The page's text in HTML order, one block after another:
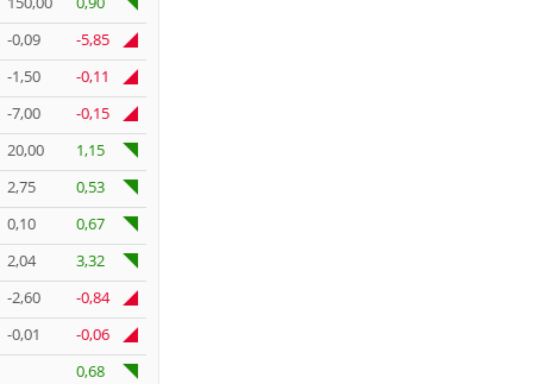
-0,09
-5,85
-1,50
-0,11
-7,00
-0,15
20,00
1,15
2,75
0,53
0,10
0,67
2,04
3,32
-2,60
-0,84
-0,01
-0,06
0,68